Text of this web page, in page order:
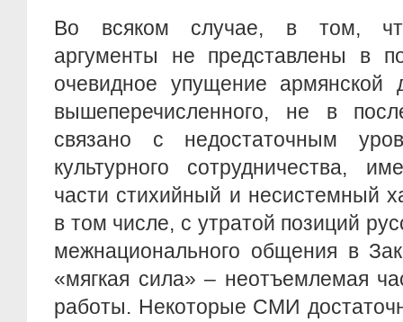
Во всяком случае, в том,
аргументы не представлены в
очевидное упущение армянской
вышеперечисленного, не в
связано с недостаточным
культурного сотрудничества,
части стихийный и несистемный
в том числе, с утратой позиций
межнационального общения в
«мягкая сила» – неотъемлемая
работы. Некоторые СМИ